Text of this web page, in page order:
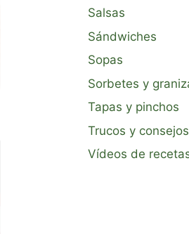
Salsas
Sándwiches
Sopas
Sorbetes y
Tapas y pinchos
Trucos y consejos
Vídeos de